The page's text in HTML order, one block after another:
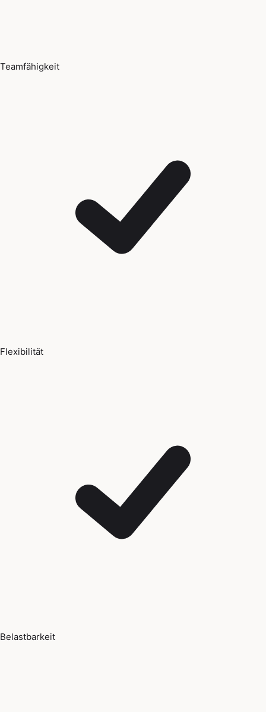
Teamfähigkeit
Flexibilität
Belastbarkeit